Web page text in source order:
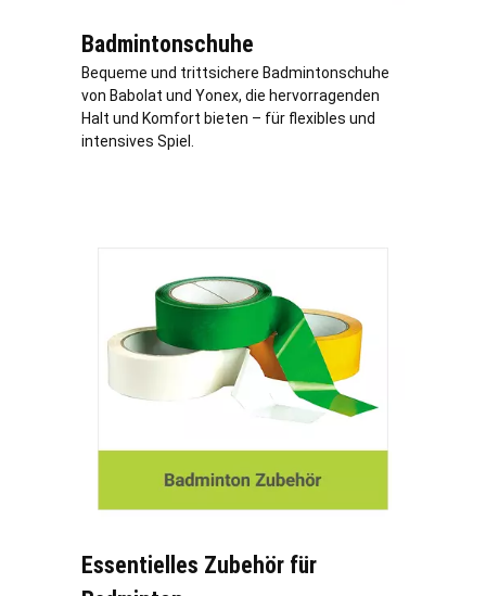
Badmintonschuhe
Bequeme und trittsichere Badmintonschuhe
von Babolat und Yonex, die hervorragenden
Halt und Komfort bieten – für flexibles und
intensives Spiel.
Essentielles Zubehör für